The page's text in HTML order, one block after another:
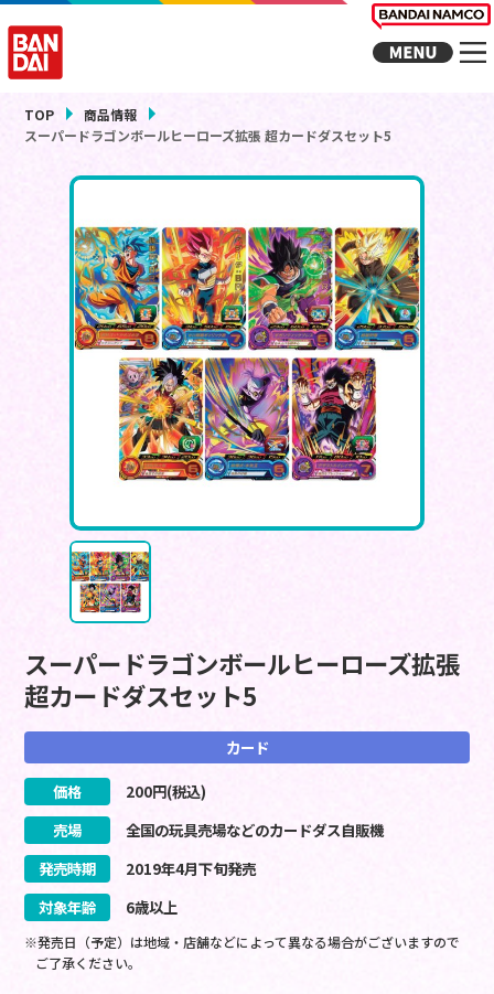
TOP
商品情報
スーパードラゴンボールヒーローズ拡張 超カードダスセット5
スーパードラゴンボールヒーローズ拡張
超カードダスセット5
カード
価格 200円(税込)
売場
全国の玩具売場などのカードダス自販機
発売時期
2019年4月下旬発売
対象年齢
6歳以上
※発売日（予定）は地域・店舗などによって異なる場合がございますので
ご了承ください。